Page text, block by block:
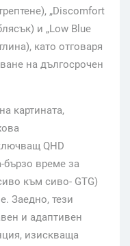
„Discomfort
и „Low Blue
като отговаря
на дългосрочен
картината,
QHD
бързо време за
към сиво- GTG)
Заедно, тези
и адаптивен
изискваща